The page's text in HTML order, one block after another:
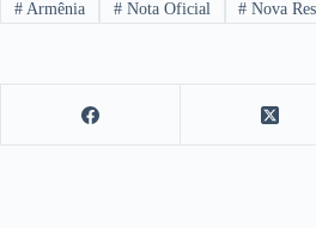
#Armênia #Nota Oficial # Nova